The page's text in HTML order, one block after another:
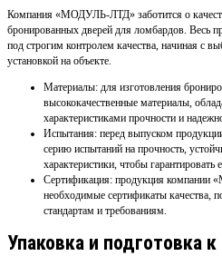
Компания «МОДУЛЬ-ЛТД» заботится о
бронированных дверей для ломбардов. Весь
под строгим контролем качества, начиная с
установкой на объекте.
Материалы: для изготовления
высококачественные материалы,
характеристиками прочности и
Испытания: перед выпуском
серию испытаний на прочность,
характеристики, чтобы гарантировать
Сертификация: продукция
необходимые сертификаты качества,
стандартам и требованиям.
Упаковка и подготовка